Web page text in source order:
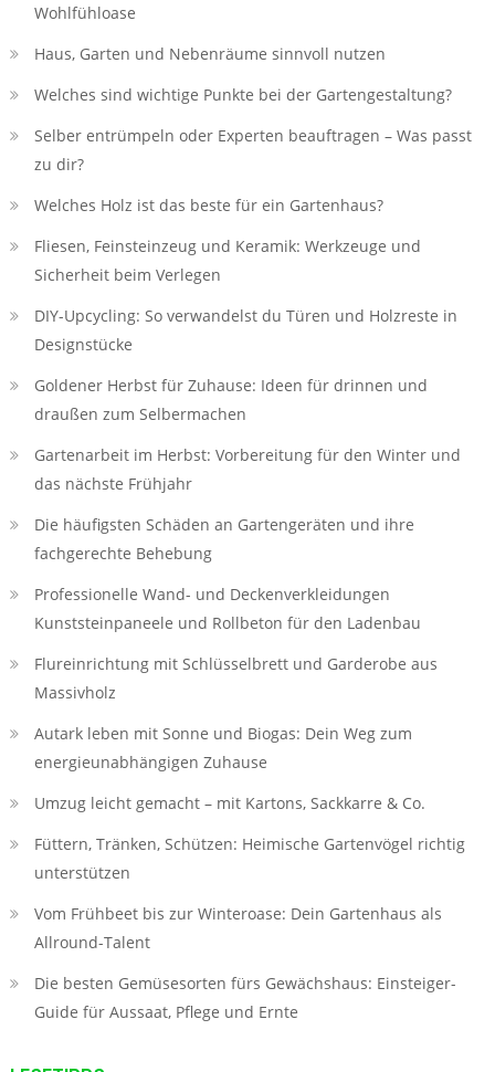
Wohlfühloase
Haus, Garten und Nebenräume sinnvoll nutzen
Welches sind wichtige Punkte bei der Gartengestaltung?
Selber entrümpeln oder Experten beauftragen – Was passt
zu dir?
Welches Holz ist das beste für ein Gartenhaus?
Fliesen, Feinsteinzeug und Keramik: Werkzeuge und
Sicherheit beim Verlegen
DIY-Upcycling: So verwandelst du Türen und Holzreste in
Designstücke
Goldener Herbst für Zuhause: Ideen für drinnen und
draußen zum Selbermachen
Gartenarbeit im Herbst: Vorbereitung für den Winter und
das nächste Frühjahr
Die häufigsten Schäden an Gartengeräten und ihre
fachgerechte Behebung
Professionelle Wand- und Deckenverkleidungen
Kunststeinpaneele und Rollbeton für den Ladenbau
Flureinrichtung mit Schlüsselbrett und Garderobe aus
Massivholz
Autark leben mit Sonne und Biogas: Dein Weg zum
energieunabhängigen Zuhause
Umzug leicht gemacht – mit Kartons, Sackkarre & Co.
Füttern, Tränken, Schützen: Heimische Gartenvögel richtig
unterstützen
Vom Frühbeet bis zur Winteroase: Dein Gartenhaus als
Allround-Talent
Die besten Gemüsesorten fürs Gewächshaus: Einsteiger-
Guide für Aussaat, Pflege und Ernte